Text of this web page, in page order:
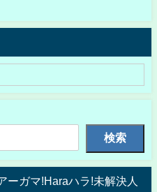
検索
ーガマ!Haraハラ!未解決人